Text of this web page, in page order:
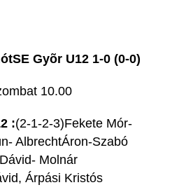
Gyõr U12 1-0 (0-0)
10.00
:(2-1-2-3)Fekete Mór-
AlbrechtÁron-Szabó
Molnár
Árpási Kristós